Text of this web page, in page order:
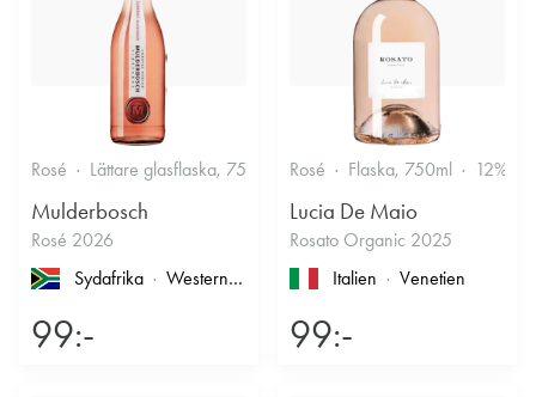
Rosé Lättare glasflaska, 750ml 12.5% Fruktigt & Smakrikt
Mulderbosch
Rosé 2026
Sydafrika
Western Cape , Coastal Region
99:-
Rosé Flaska, 750ml 12%
Lucia De Maio
Rosato Organic 2025
Italien
Venetien
99:-